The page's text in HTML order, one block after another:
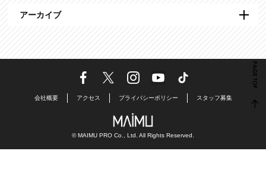
アーカイブ
会社概要 アクセス プライバシーポリシー スタッフ募集
© MAIMU PRO Co., Ltd. All Rights Reserved.